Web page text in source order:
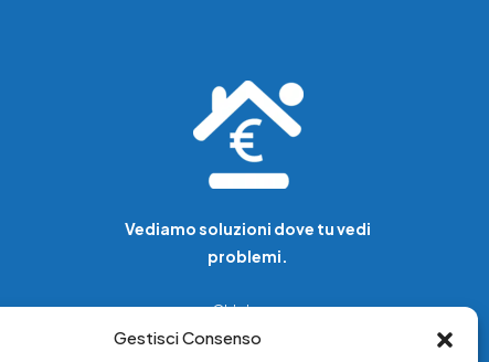
Gestisci Consenso
Vediamo soluzioni dove tu vedi
problemi.
Chi siamo
Servizi di tutela legale